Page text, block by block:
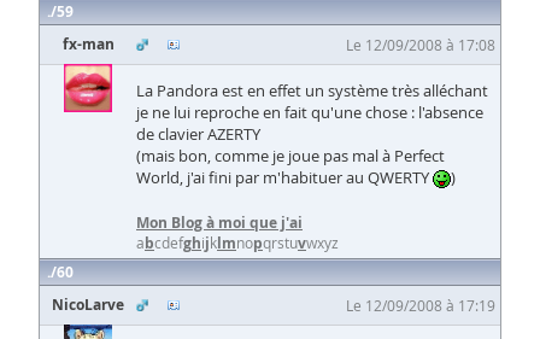
59
fx-man
Le 12/09/2008 à 17:08
La Pandora est en effet un système très alléchant
je ne lui reproche en fait qu'une chose : l'absence
de clavier AZERTY
(mais bon, comme je joue pas mal à Perfect
World, j'ai fini par m'habituer au QWERTY
)
Mon Blog à moi que j'ai
abcdefghijklmnopqrstuvwxyz
60
NicoLarve
Le 12/09/2008 à 17:19